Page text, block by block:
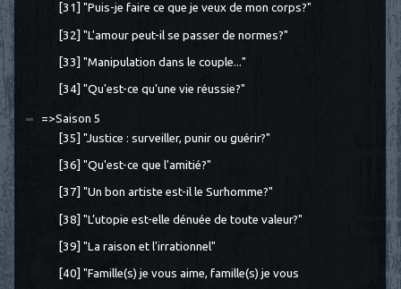
[31] "Puis-je faire ce que je veux de mon corps?"
[32] "L'amour peut-il se passer de normes?"
[33] "Manipulation dans le couple..."
[34] "Qu'est-ce qu'une vie réussie?"
=>Saison 5
[35] "Justice : surveiller, punir ou guérir?"
[36] "Qu'est-ce que l'amitié?"
[37] "Un bon artiste est-il le Surhomme?"
[38] "L’utopie est-elle dénuée de toute valeur?"
[39] "La raison et l'irrationnel"
[40] "Famille(s) je vous aime, famille(s) je vous